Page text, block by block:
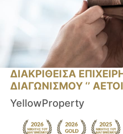
ΔΙΑΚΡΙΘΕΙΣΑ
ΔΙΑΓΩΝΙΣΜΟΥ ‘’ ΑΕΤΟΙ
YellowProperty